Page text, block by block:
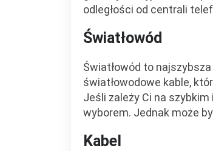
odległości od centrali
Światłowód
Światłowód to
światłowodowe kable,
Jeśli zależy Ci na
wyborem. Jednak może
Kabel